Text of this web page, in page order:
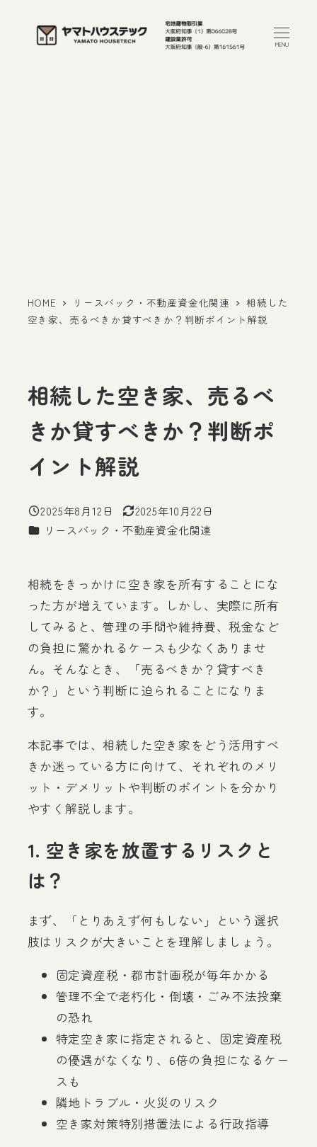
MENU
HOME リースバック・不動産資金化関連
相続した
空き家、売るべきか貸すべきか？判断ポイント解説
相続した空き家、売るべ
きか貸すべきか？判断ポ
イント解説
投稿日
2025年8月12日
更新日
2025年10月22日
カテゴリー
リースバック・不動産資金化関連
相続をきっかけに空き家を所有することにな
った方が増えています。しかし、実際に所有
してみると、管理の手間や維持費、税金など
の負担に驚かれるケースも少なくありませ
ん。そんなとき、「売るべきか？貸すべき
か？」という判断に迫られることになりま
す。
本記事では、相続した空き家をどう活用すべ
きか迷っている方に向けて、それぞれのメリ
ット・デメリットや判断のポイントを分かり
やすく解説します。
1. 空き家を放置するリスクと
は？
まず、「とりあえず何もしない」という選択
肢はリスクが大きいことを理解しましょう。
固定資産税・都市計画税が毎年かかる
管理不全で老朽化・倒壊・ごみ不法投棄
の恐れ
特定空き家に指定されると、固定資産税
の優遇がなくなり、6倍の負担になるケー
スも
隣地トラブル・火災のリスク
空き家対策特別措置法による行政指導